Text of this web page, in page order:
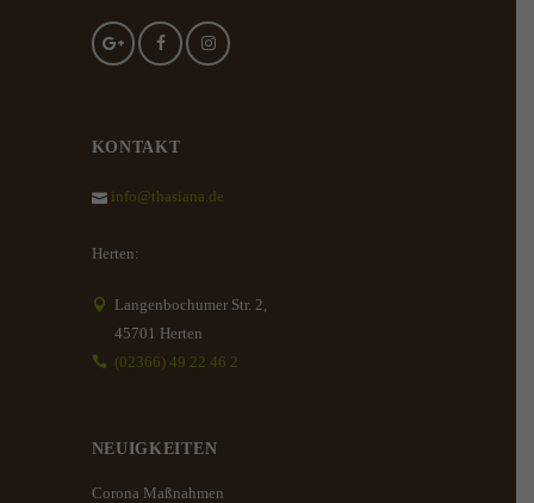
KONTAKT
info@thasiana.de
Herten:
Langenbochumer Str. 2,
45701 Herten
(02366) 49 22 46 2
NEUIGKEITEN
Corona Maßnahmen